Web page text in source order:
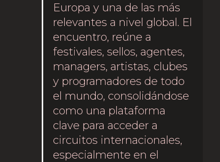
Europa y una de las más
relevantes a nivel global. El
encuentro, reúne a
festivales, sellos, agentes,
managers, artistas, clubes
y programadores de todo
el mundo, consolidándose
como una plataforma
clave para acceder a
circuitos internacionales,
especialmente en el